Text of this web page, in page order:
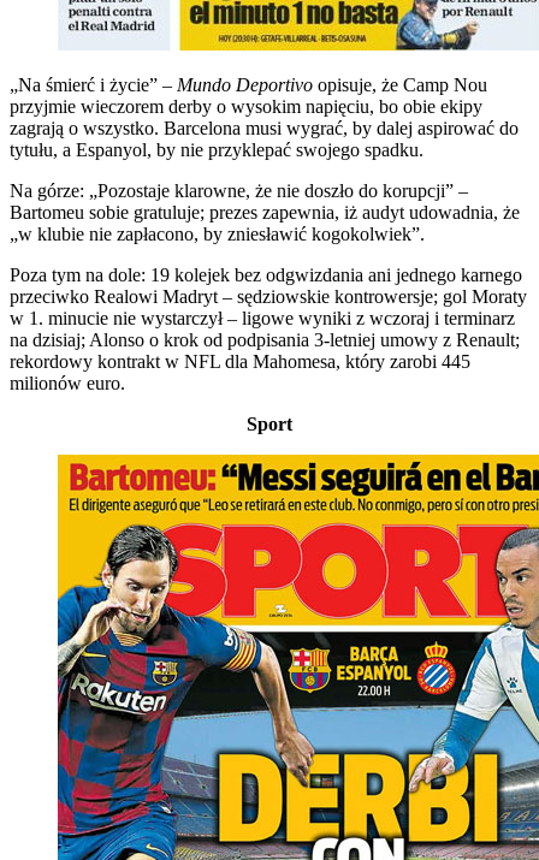
„Na śmierć i życie” – Mundo Deportivo opisuje, że Camp Nou
przyjmie wieczorem derby o wysokim napięciu, bo obie ekipy
zagrają o wszystko. Barcelona musi wygrać, by dalej aspirować do
tytułu, a Espanyol, by nie przyklepać swojego spadku.
Na górze: „Pozostaje klarowne, że nie doszło do korupcji” –
Bartomeu sobie gratuluje; prezes zapewnia, iż audyt udowadnia, że
„w klubie nie zapłacono, by zniesławić kogokolwiek”.
Poza tym na dole: 19 kolejek bez odgwizdania ani jednego karnego
przeciwko Realowi Madryt – sędziowskie kontrowersje; gol Moraty
w 1. minucie nie wystarczył – ligowe wyniki z wczoraj i terminarz
na dzisiaj; Alonso o krok od podpisania 3-letniej umowy z Renault;
rekordowy kontrakt w NFL dla Mahomesa, który zarobi 445
milionów euro.
Sport